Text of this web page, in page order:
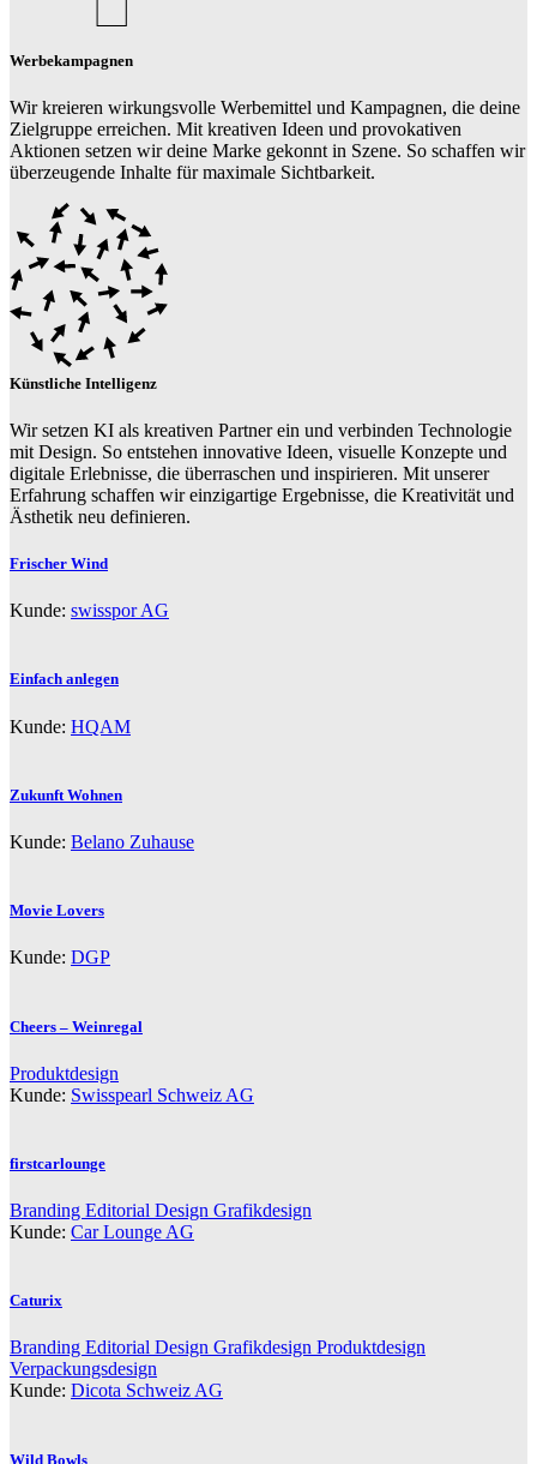
Werbekampagnen
Wir kreieren wirkungsvolle Werbemittel und Kampagnen, die deine
Zielgruppe erreichen. Mit kreativen Ideen und provokativen
Aktionen setzen wir deine Marke gekonnt in Szene. So schaffen wir
überzeugende Inhalte für maximale Sichtbarkeit.
Künstliche Intelligenz
Wir setzen KI als kreativen Partner ein und verbinden Technologie
mit Design. So entstehen innovative Ideen, visuelle Konzepte und
digitale Erlebnisse, die überraschen und inspirieren. Mit unserer
Erfahrung schaffen wir einzigartige Ergebnisse, die Kreativität und
Ästhetik neu definieren.
Frischer Wind
Kunde: swisspor AG
Einfach anlegen
Kunde: HQAM
Zukunft Wohnen
Kunde: Belano Zuhause
Movie Lovers
Kunde: DGP
Cheers – Weinregal
Produktdesign
Kunde: Swisspearl Schweiz AG
firstcarlounge
Branding Editorial Design Grafikdesign
Kunde: Car Lounge AG
Caturix
Branding Editorial Design Grafikdesign Produktdesign
Verpackungsdesign
Kunde: Dicota Schweiz AG
Wild Bowls